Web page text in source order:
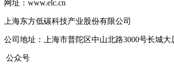
网址：www.elc.cn
上海东方低碳科技产业股份有限公司
公司地址：上海市普陀区中山北路3000号长城大
公众号